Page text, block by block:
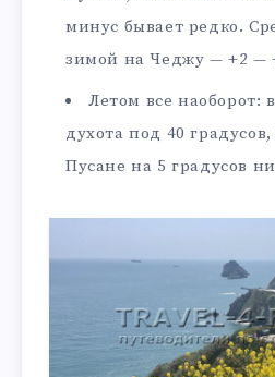
минус бывает редко.
зимой на Чеджу — +2 —
Летом все наоборот:
духота под 40
Пусане на 5 градусов